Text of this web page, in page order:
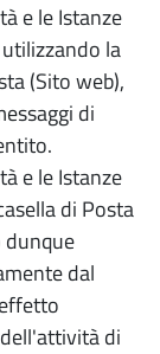
e le Istanze
la
(Sito web),
di
e le Istanze
di Posta
dunque
dal
di